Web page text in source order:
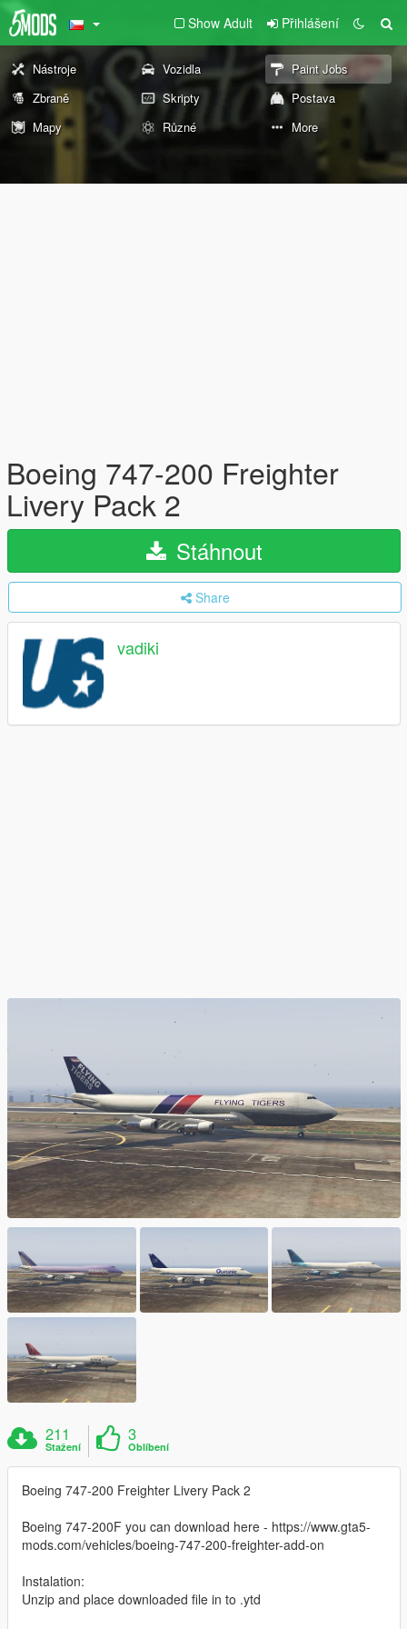
Show Adult Přihlášení
Nástroje Vozidla
Paint Jobs
Zbraně
Skripty
Postava
Mapy
Různé More
Boeing 747-200 Freighter
Livery Pack 2
Stáhnout
Share
vadiki
211
Stažení
3
Oblíbení
Boeing 747-200 Freighter Livery Pack 2
Boeing 747-200F you can download here - https://www.gta5-
mods.com/vehicles/boeing-747-200-freighter-add-on
Instalation:
Unzip and place downloaded file in to .ytd